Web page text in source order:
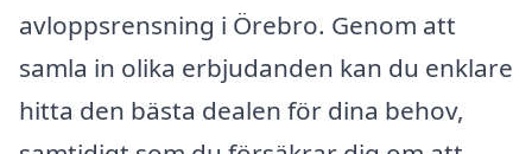
avloppsrensning i Örebro. Genom att
samla in olika erbjudanden kan du enklare
hitta den bästa dealen för dina behov,